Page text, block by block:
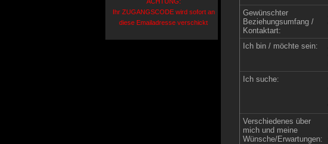
Ihr ZUGANGSCODE wird sofort an
diese Emailadresse verschickt
Gewünschter
Beziehungsumfang /
Kontaktart:
Ich bin / möchte sein:
Ich suche:
Verschiedenes über
mich und meine
Wünsche/Erwartungen: